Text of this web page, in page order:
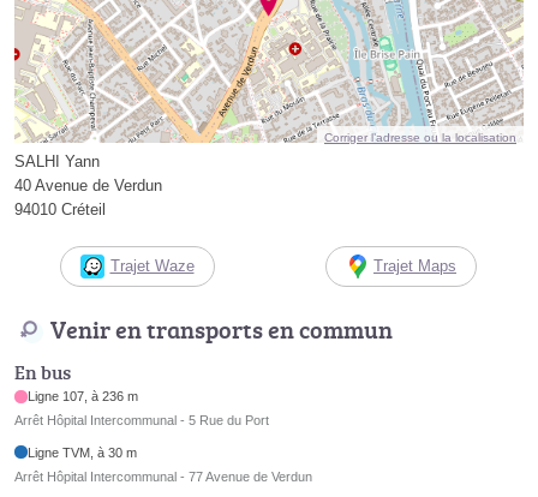
Corriger l’adresse ou la localisation
SALHI Yann
40 Avenue de Verdun
94010 Créteil
Trajet Waze Trajet Maps
Venir en transports en commun
En bus
Ligne 107, à 236 m
Arrêt Hôpital Intercommunal - 5 Rue du Port
Ligne TVM, à 30 m
Arrêt Hôpital Intercommunal - 77 Avenue de Verdun